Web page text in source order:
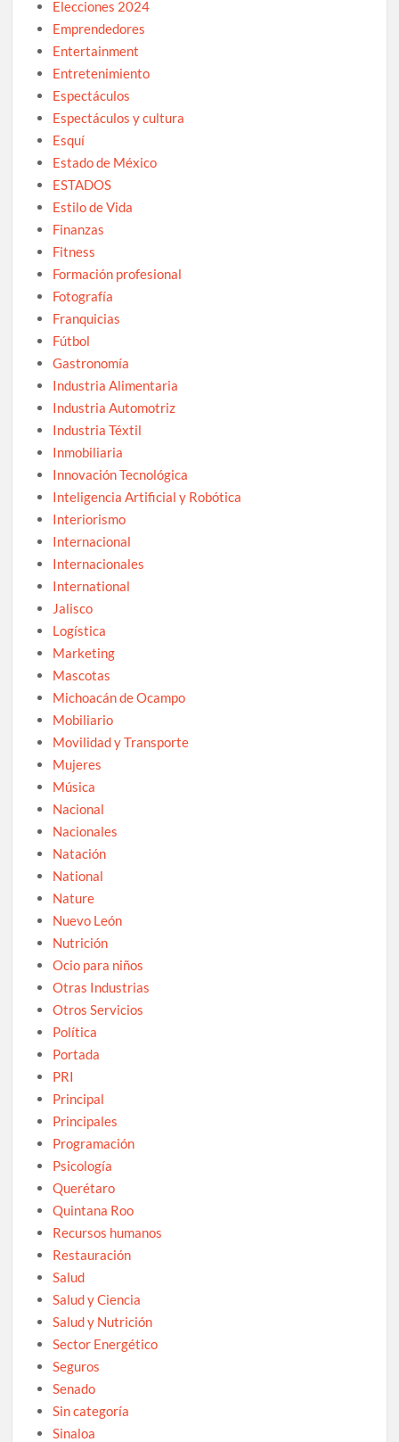
Elecciones 2024
Emprendedores
Entertainment
Entretenimiento
Espectáculos
Espectáculos y cultura
Esquí
Estado de México
ESTADOS
Estilo de Vida
Finanzas
Fitness
Formación profesional
Fotografía
Franquicias
Fútbol
Gastronomía
Industria Alimentaria
Industria Automotriz
Industria Téxtil
Inmobiliaria
Innovación Tecnológica
Inteligencia Artificial y Robótica
Interiorismo
Internacional
Internacionales
International
Jalisco
Logística
Marketing
Mascotas
Michoacán de Ocampo
Mobiliario
Movilidad y Transporte
Mujeres
Música
Nacional
Nacionales
Natación
National
Nature
Nuevo León
Nutrición
Ocio para niños
Otras Industrias
Otros Servicios
Política
Portada
PRI
Principal
Principales
Programación
Psicología
Querétaro
Quintana Roo
Recursos humanos
Restauración
Salud
Salud y Ciencia
Salud y Nutrición
Sector Energético
Seguros
Senado
Sin categoría
Sinaloa